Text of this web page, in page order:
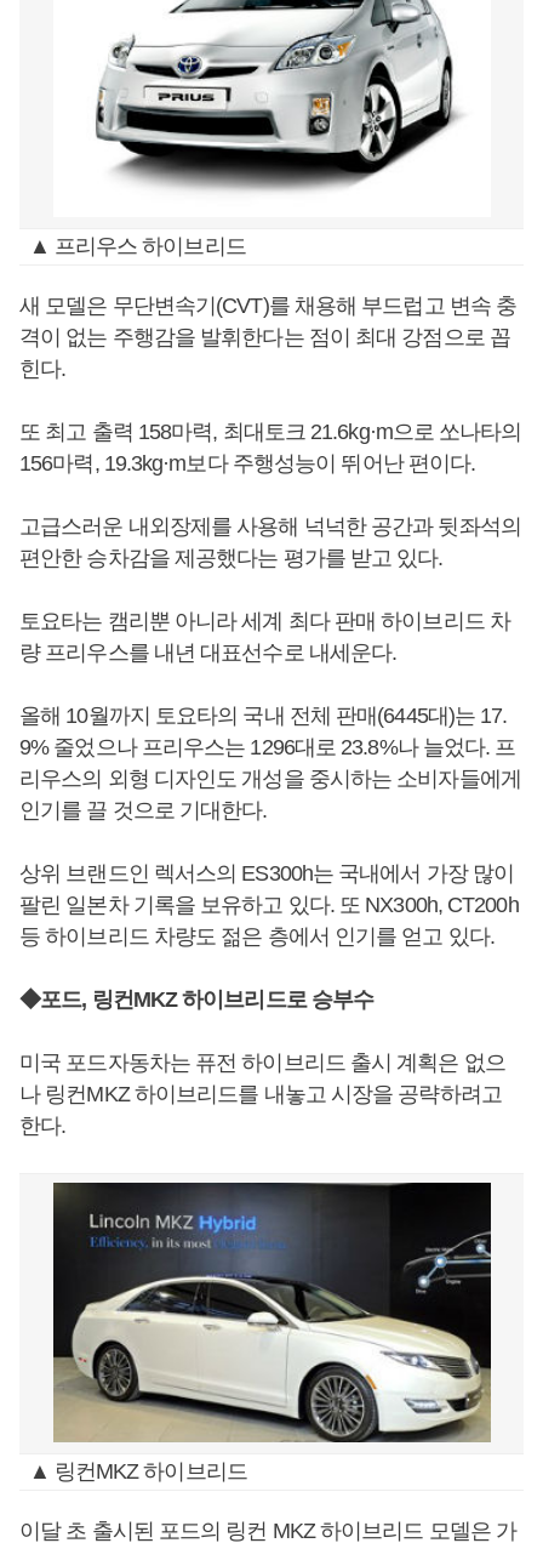
▲ 프리우스 하이브리드
새 모델은 무단변속기(CVT)를 채용해 부드럽고 변속 충
격이 없는 주행감을 발휘한다는 점이 최대 강점으로 꼽
힌다.
또 최고 출력 158마력, 최대토크 21.6kg·m으로 쏘나타의
156마력, 19.3kg·m보다 주행성능이 뛰어난 편이다.
고급스러운 내외장제를 사용해 넉넉한 공간과 뒷좌석의
편안한 승차감을 제공했다는 평가를 받고 있다.
토요타는 캠리뿐 아니라 세계 최다 판매 하이브리드 차
량 프리우스를 내년 대표선수로 내세운다.
올해 10월까지 토요타의 국내 전체 판매(6445대)는 17.
9% 줄었으나 프리우스는 1296대로 23.8%나 늘었다. 프
리우스의 외형 디자인도 개성을 중시하는 소비자들에게
인기를 끌 것으로 기대한다.
상위 브랜드인 렉서스의 ES300h는 국내에서 가장 많이
팔린 일본차 기록을 보유하고 있다. 또 NX300h, CT200h
등 하이브리드 차량도 젊은 층에서 인기를 얻고 있다.
◆포드, 링컨MKZ 하이브리드로 승부수
미국 포드자동차는 퓨전 하이브리드 출시 계획은 없으
나 링컨MKZ 하이브리드를 내놓고 시장을 공략하려고
한다.
▲ 링컨MKZ 하이브리드
이달 초 출시된 포드의 링컨 MKZ 하이브리드 모델은 가